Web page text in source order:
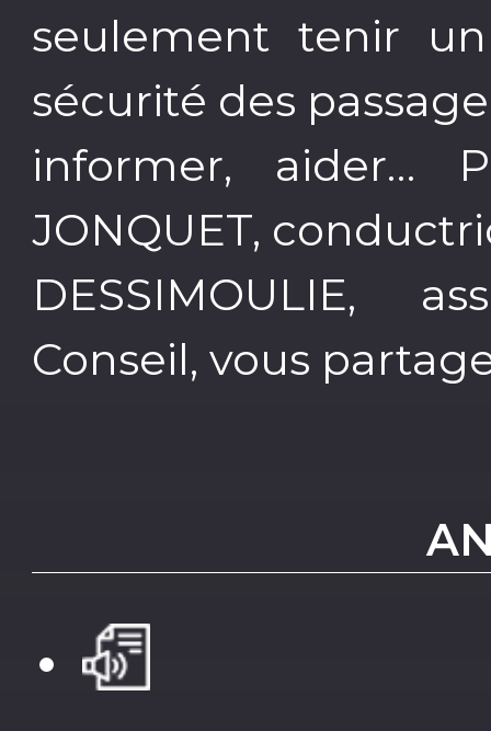
seulement tenir un
sécurité des
informer, aider…
JONQUET,
DESSIMOULIE,
Conseil, vous